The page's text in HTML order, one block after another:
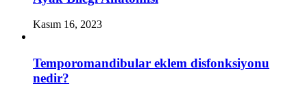
Kasım 16, 2023
Temporomandibular eklem disfonksiyonu
nedir?